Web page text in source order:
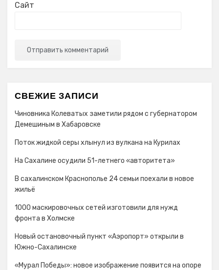
Сайт
СВЕЖИЕ ЗАПИСИ
Чиновника Колеватых заметили рядом с губернатором
Демешиным в Хабаровске
Поток жидкой серы хлынул из вулкана на Курилах
На Сахалине осудили 51-летнего «авторитета»
В сахалинском Краснополье 24 семьи поехали в новое
жильё
1000 маскировочных сетей изготовили для нужд
фронта в Холмске
Новый остановочный пункт «Аэропорт» открыли в
Южно-Сахалинске
«Мурал Победы»: новое изображение появится на опоре